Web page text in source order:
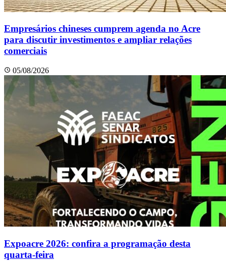
Empresários chineses cumprem agenda no Acre
para discutir investimentos e ampliar relações
comerciais
05/08/2026
Expoacre 2026: confira a programação desta
quarta-feira